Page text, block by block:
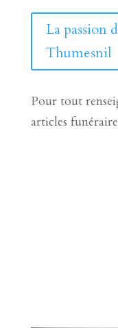
La passion
Thumesnil
Pour tout
articles